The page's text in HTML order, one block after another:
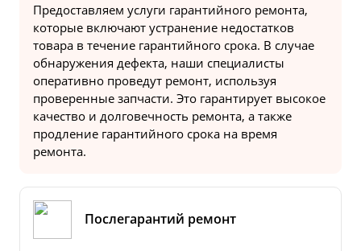
Предоставляем услуги гарантийного ремонта,
которые включают устранение недостатков
товара в течение гарантийного срока. В случае
обнаружения дефекта, наши специалисты
оперативно проведут ремонт, используя
проверенные запчасти. Это гарантирует высокое
качество и долговечность ремонта, а также
продление гарантийного срока на время
ремонта.
Послегарантий ремонт